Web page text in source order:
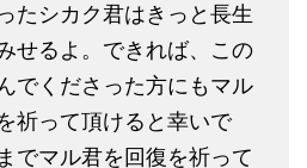
たシカク君はきっと長生
せるよ。できれば、この
でくださった方にもマル
祈って頂けると幸いで
でマル君を回復を祈って